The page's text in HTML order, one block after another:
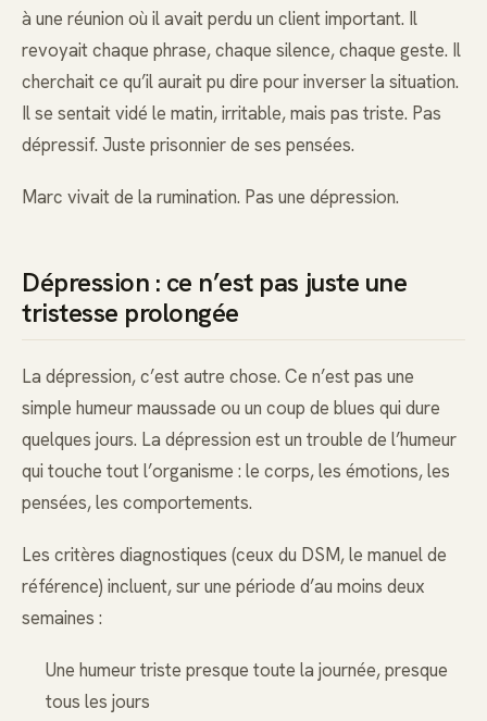
à une réunion où il avait perdu un client important. Il
revoyait chaque phrase, chaque silence, chaque geste. Il
cherchait ce qu’il aurait pu dire pour inverser la situation.
Il se sentait vidé le matin, irritable, mais pas triste. Pas
dépressif. Juste prisonnier de ses pensées.
Marc vivait de la rumination. Pas une dépression.
Dépression : ce n’est pas juste une
tristesse prolongée
La dépression, c’est autre chose. Ce n’est pas une
simple humeur maussade ou un coup de blues qui dure
quelques jours. La dépression est un trouble de l’humeur
qui touche tout l’organisme : le corps, les émotions, les
pensées, les comportements.
Les critères diagnostiques (ceux du DSM, le manuel de
référence) incluent, sur une période d’au moins deux
semaines :
Une humeur triste presque toute la journée, presque
tous les jours